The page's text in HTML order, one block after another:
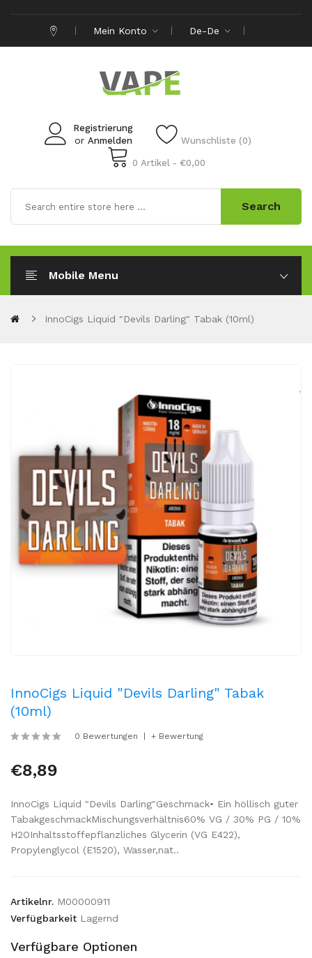
Mein Konto De-De
Registrierung
or Anmelden Wunschliste (0)
0 Artikel - €0,00
Search
Mobile Menu
InnoCigs Liquid "Devils Darling" Tabak (10ml)
InnoCigs Liquid "Devils Darling" Tabak
(10ml)
0 Bewertungen + Bewertung
€8,89
InnoCigs Liquid "Devils Darling"Geschmack• Ein höllisch guter
TabakgeschmackMischungsverhältnis60% VG / 30% PG / 10%
H2OInhaltsstoffepflanzliches Glycerin (VG E422),
Propylenglycol (E1520), Wasser,nat..
Artikelnr. M00000911
Verfügbarkeit Lagernd
Verfügbare Optionen